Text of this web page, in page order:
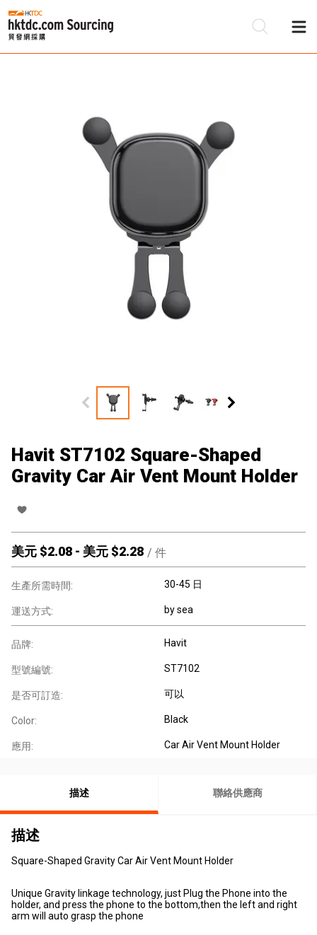
Havit ST7102 Square-Shaped
Gravity Car Air Vent Mount Holder
美元 $2.08 - 美元 $2.28 / 件
生產所需時間: 30-45 日
運送方式: by sea
品牌: Havit
型號編號: ST7102
是否可訂造: 可以
Color: Black
應用: Car Air Vent Mount Holder
描述 聯絡供應商
描述
Square-Shaped Gravity Car Air Vent Mount Holder
Unique Gravity linkage technology, just Plug the Phone into the
holder, and press the phone to the bottom,then the left and right
arm will auto grasp the phone